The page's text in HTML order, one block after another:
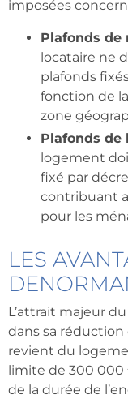
imposées
Plafonds de
locataire ne
plafonds
fonction de
zone
Plafonds de
logement
fixé par
contribuant
pour les
LES
L’attrait majeur
dans sa réduction
revient du
limite de 300 000
de la durée de